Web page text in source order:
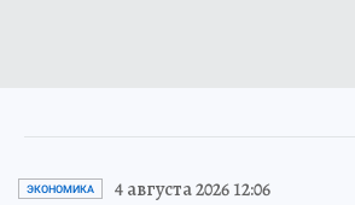
ЭКОНОМИКА 4 августа 2026 12:06